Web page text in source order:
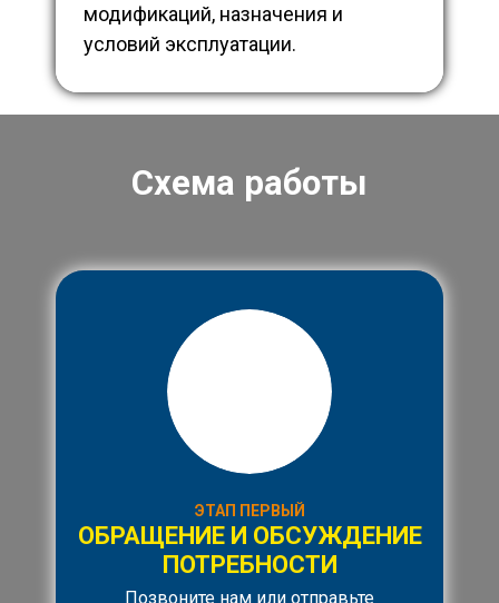
модификаций, назначения и
условий эксплуатации.
Схема работы
ЭТАП ПЕРВЫЙ
ОБРАЩЕНИЕ И ОБСУЖДЕНИЕ
ПОТРЕБНОСТИ
Позвоните нам или отправьте